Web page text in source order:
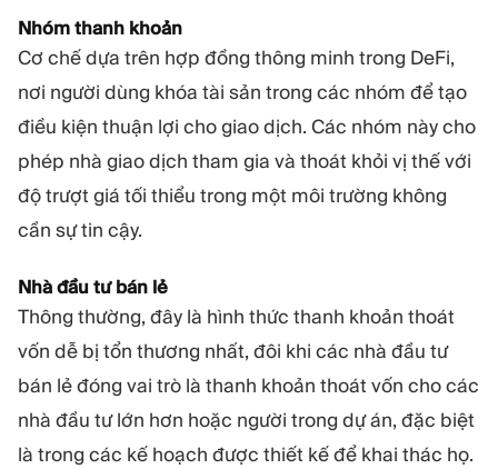
Nhóm thanh khoản
Cơ chế dựa trên hợp đồng thông minh trong DeFi,
nơi người dùng khóa tài sản trong các nhóm để tạo
điều kiện thuận lợi cho giao dịch. Các nhóm này cho
phép nhà giao dịch tham gia và thoát khỏi vị thế với
độ trượt giá tối thiểu trong một môi trường không
cần sự tin cậy.
Nhà đầu tư bán lẻ
Thông thường, đây là hình thức thanh khoản thoát
vốn dễ bị tổn thương nhất, đôi khi các nhà đầu tư
bán lẻ đóng vai trò là thanh khoản thoát vốn cho các
nhà đầu tư lớn hơn hoặc người trong dự án, đặc biệt
là trong các kế hoạch được thiết kế để khai thác họ.